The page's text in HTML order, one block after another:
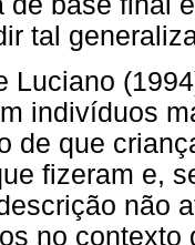
tal
Luciano
indivíduos
de que
fizeram e,
não
no